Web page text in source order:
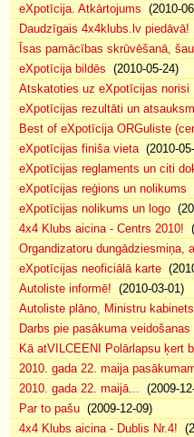
eXpotīcija. Atkārtojums (2010-
Daudzīgais 4x4klubs.lv piedāvā!
Īsas pamācības skrūvēšanā,
eXpotīcija bildēs (2010-05-24)
Atskatoties uz eXpotīcijas norisi
eXpotīcijas rezultāti un
Best of eXpotīcija ORGuliste
eXpotīcijas finiša vieta(2010-
eXpotīcijas reglaments un citi
eXpotīcijas reģions un nolikums
eXpotīcijas nolikums un logo
4x4 Klubs aicina - Centrs 2010!
Organdizatoru dungādziesmiņa,
eXpotīcijas neoficiālā karte
Autoliste informē! (2010-03-01)
Autoliste plāno, Ministru
Darbs pie pasākuma
Kā atVILCEENI Polārlapsu ķert
2010. gada 22. maija
2010. gada 22. maijā... (2009-
Par to pašu (2009-12-09)
4x4 Klubs aicina - Dublis Nr.4!